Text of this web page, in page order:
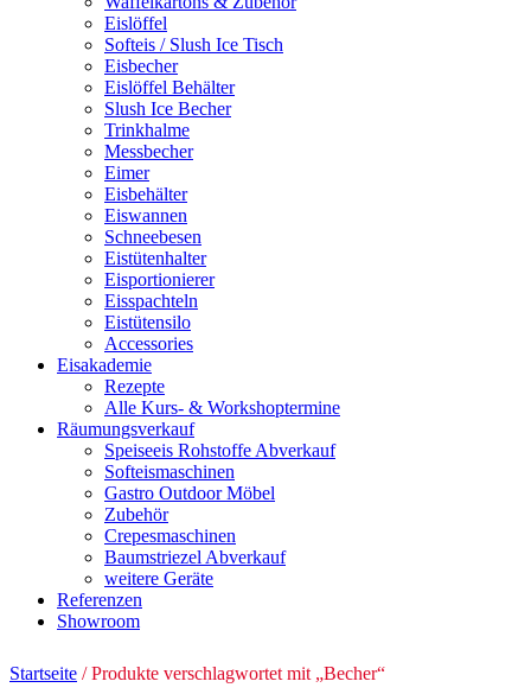
Eislöffel
Softeis / Slush Ice Tisch
Eisbecher
Eislöffel Behälter
Slush Ice Becher
Trinkhalme
Messbecher
Eimer
Eisbehälter
Eiswannen
Schneebesen
Eistütenhalter
Eisportionierer
Eisspachteln
Eistütensilo
Accessories
Eisakademie
Rezepte
Alle Kurs- & Workshoptermine
Räumungsverkauf
Speiseeis Rohstoffe Abverkauf
Softeismaschinen
Gastro Outdoor Möbel
Zubehör
Crepesmaschinen
Baumstriezel Abverkauf
weitere Geräte
Referenzen
Showroom
Startseite / Produkte verschlagwortet mit „Becher“